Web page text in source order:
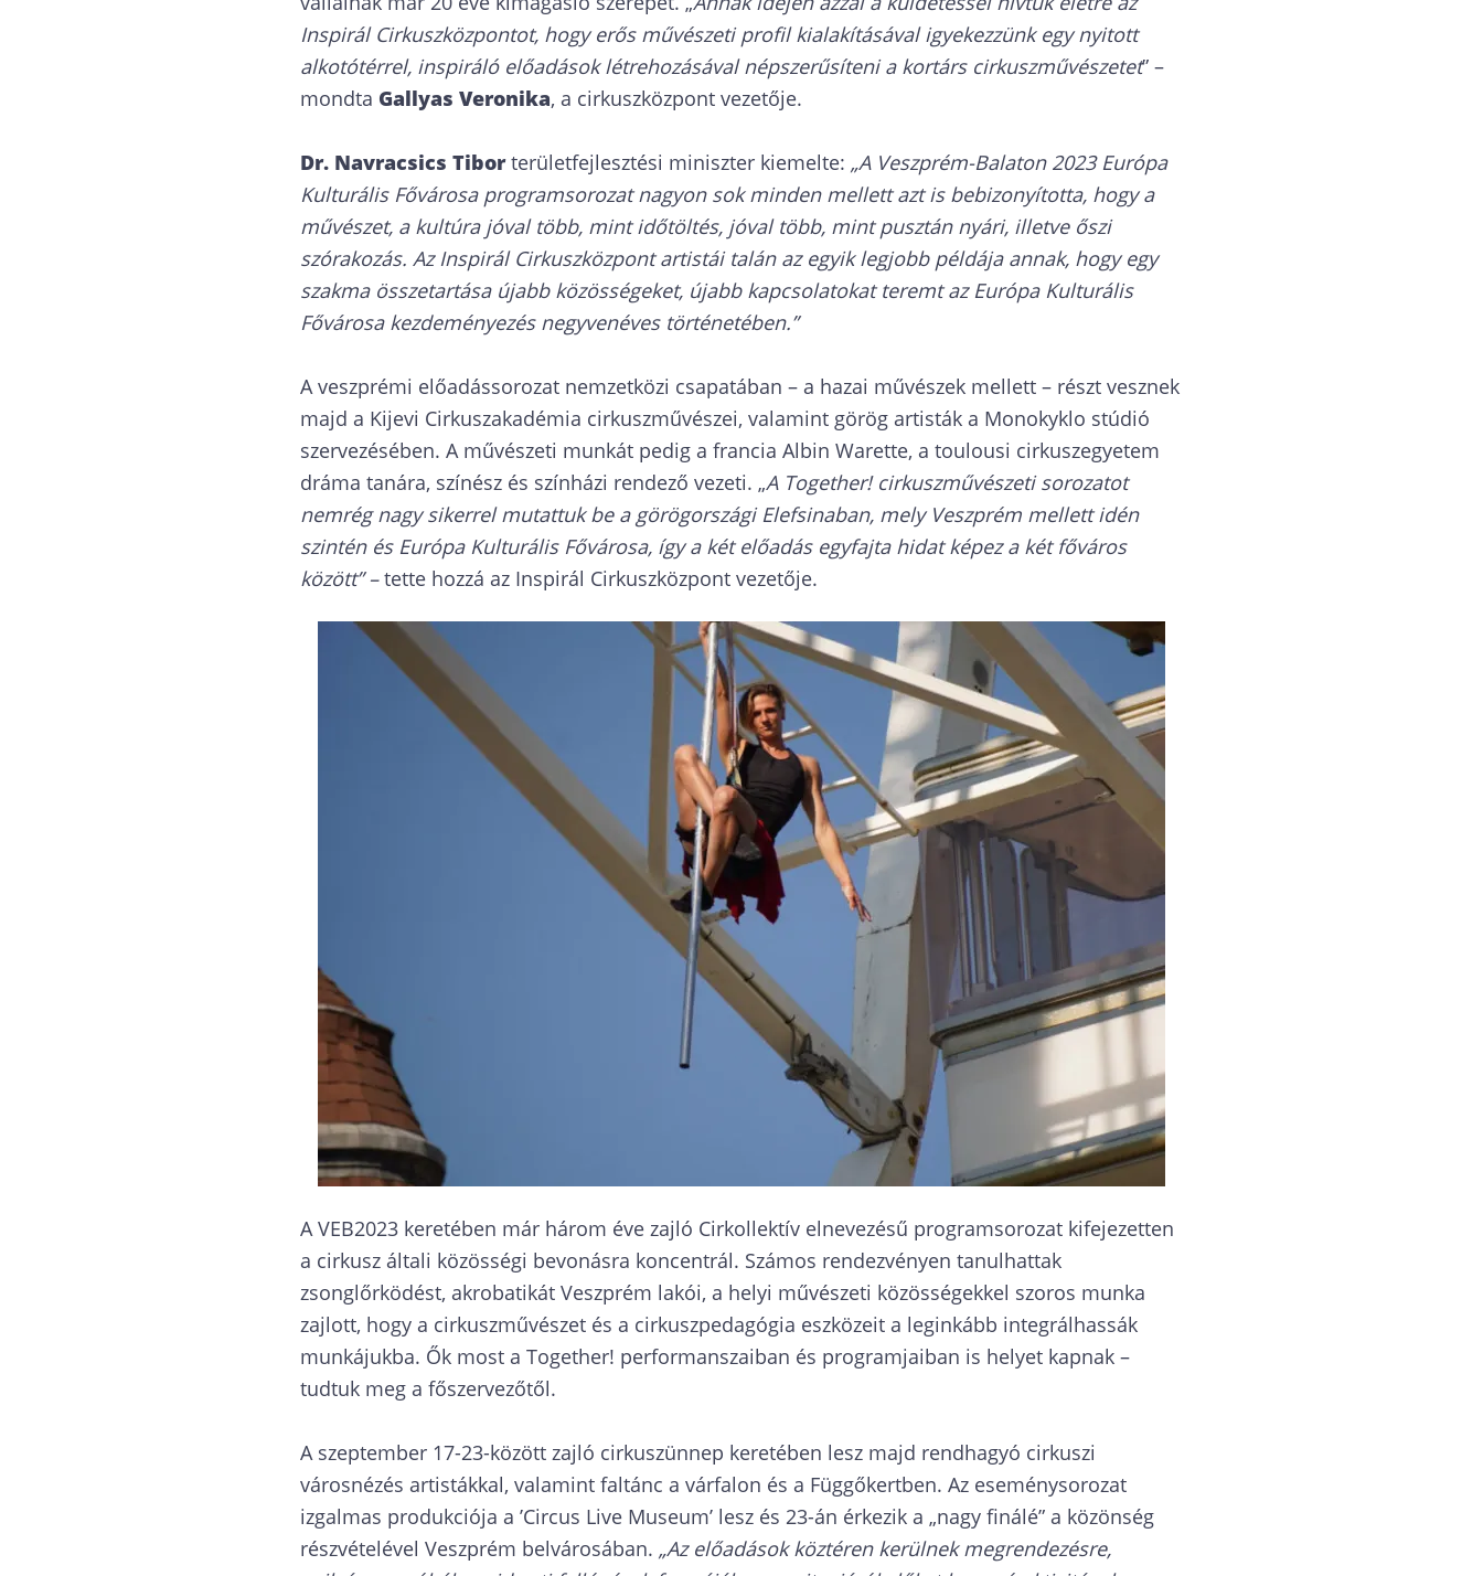
Inspirál Cirkuszközpontot, hogy erős művészeti profil kialakításával igyekezzünk egy nyitott
alkotótérrel, inspiráló előadások létrehozásával népszerűsíteni a kortárs cirkuszművészetet” –
mondta Gallyas Veronika, a cirkuszközpont vezetője.
Dr. Navracsics Tiborterületfejlesztési miniszter kiemelte: „A Veszprém-Balaton 2023 Európa
Kulturális Fővárosa programsorozat nagyon sok minden mellett azt is bebizonyította, hogy a
művészet, a kultúra jóval több, mint időtöltés, jóval több, mint pusztán nyári, illetve őszi
szórakozás. Az Inspirál Cirkuszközpont artistái talán az egyik legjobb példája annak, hogy egy
szakma összetartása újabb közösségeket, újabb kapcsolatokat teremt az Európa Kulturális
Fővárosa kezdeményezés negyvenéves történetében.”
A veszprémi előadássorozat nemzetközi csapatában – a hazai művészek mellett – részt vesznek
majd a Kijevi Cirkuszakadémia cirkuszművészei, valamint görög artisták a Monokyklo stúdió
szervezésében. A művészeti munkát pedig a francia Albin Warette, a toulousi cirkuszegyetem
dráma tanára, színész és színházi rendező vezeti. „A Together! cirkuszművészeti sorozatot
nemrég nagy sikerrel mutattuk be a görögországi Elefsinaban, mely Veszprém mellett idén
szintén és Európa Kulturális Fővárosa, így a két előadás egyfajta hidat képez a két főváros
között” –tette hozzá az Inspirál Cirkuszközpont vezetője.
A VEB2023 keretében már három éve zajló Cirkollektív elnevezésű programsorozat kifejezetten
a cirkusz általi közösségi bevonásra koncentrál. Számos rendezvényen tanulhattak
zsonglőrködést, akrobatikát Veszprém lakói, a helyi művészeti közösségekkel szoros munka
zajlott, hogy a cirkuszművészet és a cirkuszpedagógia eszközeit a leginkább integrálhassák
munkájukba. Ők most a Together! performanszaiban és programjaiban is helyet kapnak –
tudtuk meg a főszervezőtől.
A szeptember 17-23-között zajló cirkuszünnep keretében lesz majd rendhagyó cirkuszi
városnézés artistákkal, valamint faltánc a várfalon és a Függőkertben. Az eseménysorozat
izgalmas produkciója a ’Circus Live Museum’ lesz és 23-án érkezik a „nagy finálé” a közönség
részvételével Veszprém belvárosában. „Az előadások köztéren kerülnek megrendezésre,